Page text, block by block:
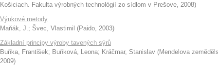
Košiciach. Fakulta výrobných technológií zo sídlom v Prešove, 2008)
Výukové metody
Maňák, J.; Švec, Vlastimil (Paido, 2003)
Základní principy výroby tavených sýrů
Buňka, František; Buňková, Leona; Kráčmar, Stanislav (Mendelova
2009)